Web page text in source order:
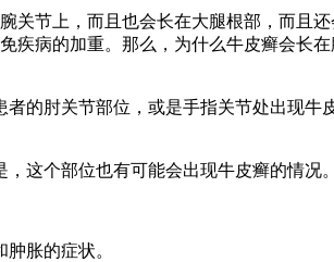
关节上，而且也会长在大腿根部，而且
疾病的加重。那么，为什么牛皮癣会长
的肘关节部位，或是手指关节处出现牛
这个部位也有可能会出现牛皮癣的情况。
胀的症状。